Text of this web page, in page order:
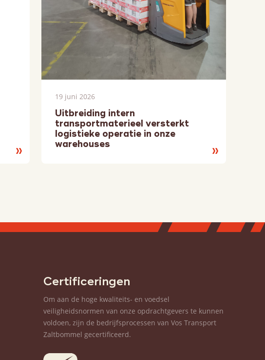
Lees
19 juni 2026
Uitbreiding intern
transportmaterieel versterkt
logistieke operatie in onze
warehouses
Lees
Certificeringen
Om aan de hoge kwaliteits- en voedsel
veiligheidsnormen van onze opdrachtgevers te kunnen
voldoen, zijn de bedrijfsprocessen van Vos Transport
Zaltbommel gecertificeerd.